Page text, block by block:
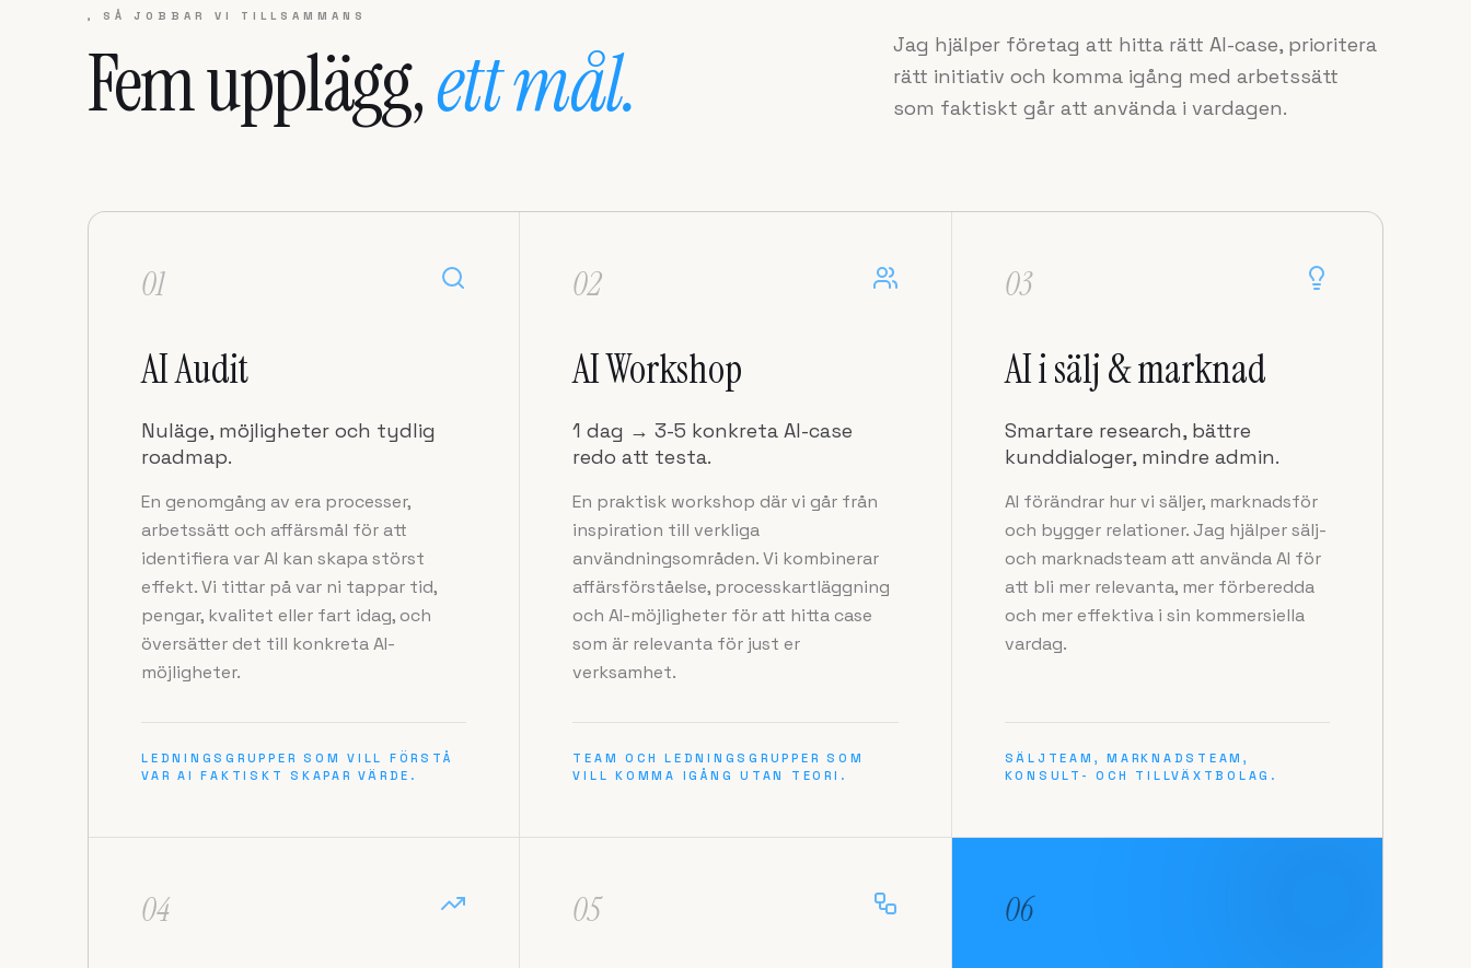
, SÅ JOBBAR VI TILLSAMMANS
Fem upplägg,ett mål.
Jag hjälper företag att hitta rätt AI-case, prioritera
rätt initiativ och komma igång med arbetssätt
som faktiskt går att använda i vardagen.
01
AI Audit
Nuläge, möjligheter och tydlig
roadmap.
En genomgång av era processer,
arbetssätt och affärsmål för att
identifiera var AI kan skapa störst
effekt. Vi tittar på var ni tappar tid,
pengar, kvalitet eller fart idag, och
översätter det till konkreta AI-
möjligheter.
LEDNINGSGRUPPER SOM VILL FÖRSTÅ
VAR AI FAKTISKT SKAPAR VÄRDE.
02
AI Workshop
1 dag → 3-5 konkreta AI-case
redo att testa.
En praktisk workshop där vi går från
inspiration till verkliga
användningsområden. Vi kombinerar
affärsförståelse, processkartläggning
och AI-möjligheter för att hitta case
som är relevanta för just er
verksamhet.
TEAM OCH LEDNINGSGRUPPER SOM
VILL KOMMA IGÅNG UTAN TEORI.
03
AI i sälj & marknad
Smartare research, bättre
kunddialoger, mindre admin.
AI förändrar hur vi säljer, marknadsför
och bygger relationer. Jag hjälper sälj-
och marknadsteam att använda AI för
att bli mer relevanta, mer förberedda
och mer effektiva i sin kommersiella
vardag.
SÄLJTEAM, MARKNADSTEAM,
KONSULT- OCH TILLVÄXTBOLAG.
04 05 06